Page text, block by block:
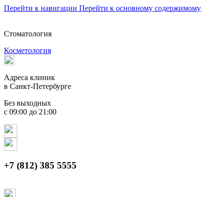
Перейти к навигации Перейти к основному содержимому
Стоматология
Косметология
Адреса клиник
в Санкт-Петербурге
Без выходных
с 09:00 до 21:00
+7 (812) 385 5555